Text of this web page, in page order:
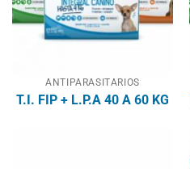
ANTIPARASITARIOS
T.I. FIP + L.P.A 40 A 60 KG